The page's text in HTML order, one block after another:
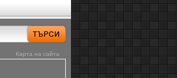
Карта на сайта